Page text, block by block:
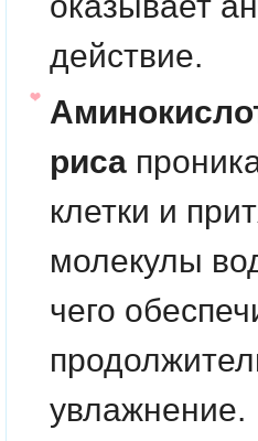
действие.
риса
клетки и
молекулы
чего
увлажнение.